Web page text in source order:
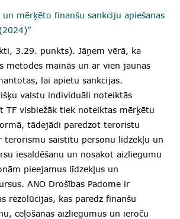
un mērķēto finanšu sankciju apiešanas
3.29. punkts). Jāņem vērā, ka
metodes mainās un ar vien jaunas
lai apietu sankcijas.
valstu individuāli noteiktās
TF visbiežāk tiek noteiktas mērķētu
tādejādi paredzot teroristu
terorismu saistītu personu līdzekļu un
iesaldēšanu un nosakot aizliegumu
pieejamus līdzekļus un
ANO Drošības Padome ir
rezolūcijas, kas paredz finanšu
ceļošanas aizliegumus un ieroču